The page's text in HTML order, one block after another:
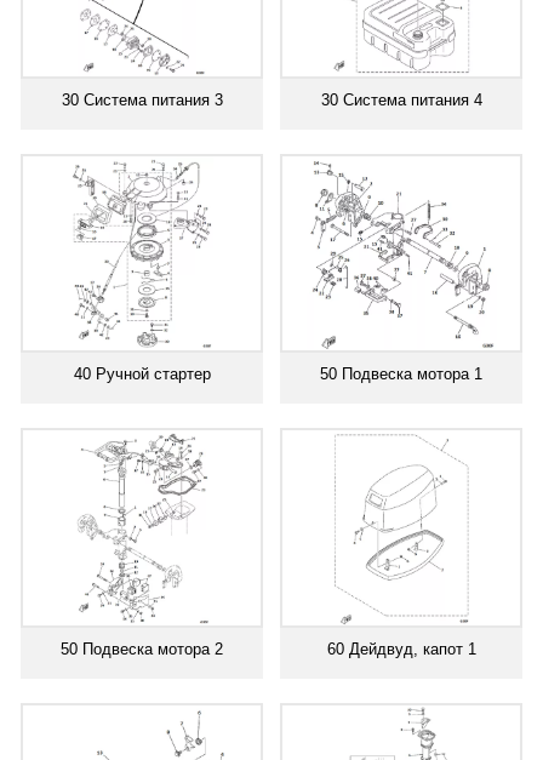
30 Система питания 3 30 Система питания 4
40 Ручной стартер 50 Подвеска мотора 1
50 Подвеска мотора 2 60 Дейдвуд, капот 1